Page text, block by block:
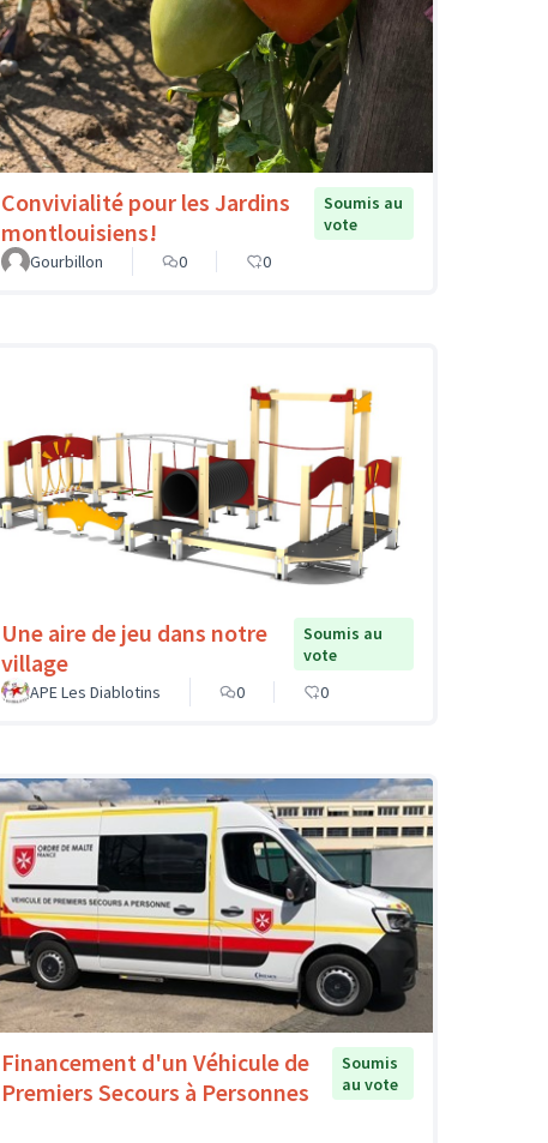
Convivialité pour les Jardins
montlouisiens!
Soumis au
vote
Gourbillon
0 0
Une aire de jeu dans notre
village
Soumis au
vote
APE Les Diablotins
0 0
Financement d'un Véhicule de
Premiers Secours à Personnes
Soumis
au vote